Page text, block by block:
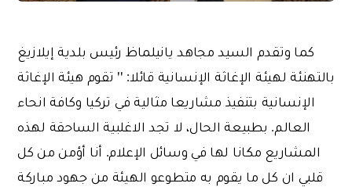
كما وتقدم السيد مجاهد يانيلماظ رئيس بلدية إيلازيغ
بالتهنئة لهيئة الإغاثة الإنسانية قائلا: '' تقوم هيئة الإغاثة
الإنسانية بتنفيذ مشاريعا مثالية في تركيا وكافة انحاء
العالم. بطبيعة الحال، لا تجد الاغلبية الساحقة لهذه
المشاريع مكانا لها في وسائل الإعلام. أنا أؤمن من كل
قلبي ان كل ما يقوم به متطوعو الهيئة من جهود مباركة